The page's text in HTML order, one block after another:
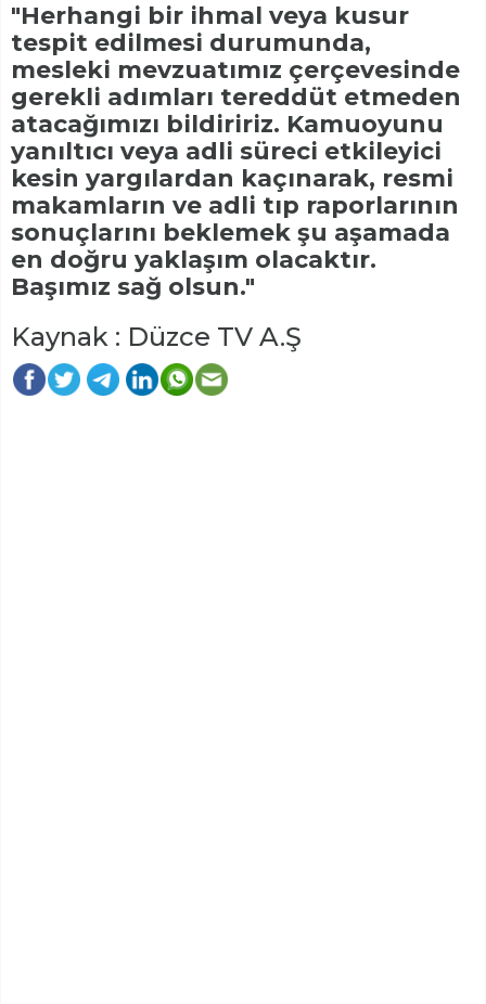
"Herhangi bir ihmal veya kusur
tespit edilmesi durumunda,
mesleki mevzuatımız çerçevesinde
gerekli adımları tereddüt etmeden
atacağımızı bildiririz. Kamuoyunu
yanıltıcı veya adli süreci etkileyici
kesin yargılardan kaçınarak, resmi
makamların ve adli tıp raporlarının
sonuçlarını beklemek şu aşamada
en doğru yaklaşım olacaktır.
Başımız sağ olsun."
Kaynak : Düzce TV A.Ş